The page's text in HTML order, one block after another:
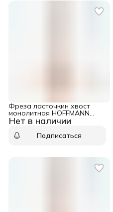
Нет в наличии
Фреза ласточкин хвост
монолитная HOFFMANN
D=7,9 I=6,0 S=6,0 L=43,0 CMT
718.079.11
Подписаться